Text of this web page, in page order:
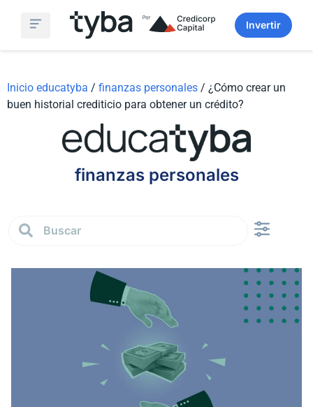
Invertir
Inicio educatyba / finanzas personales / ¿Cómo crear un
buen historial crediticio para obtener un crédito?
finanzas personales